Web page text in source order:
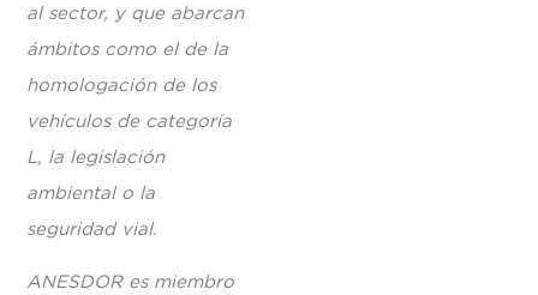
al sector, y que abarcan
ámbitos como el de la
homologación de los
vehículos de categoría
L, la legislación
ambiental o la
seguridad vial.
ANESDOR es miembro